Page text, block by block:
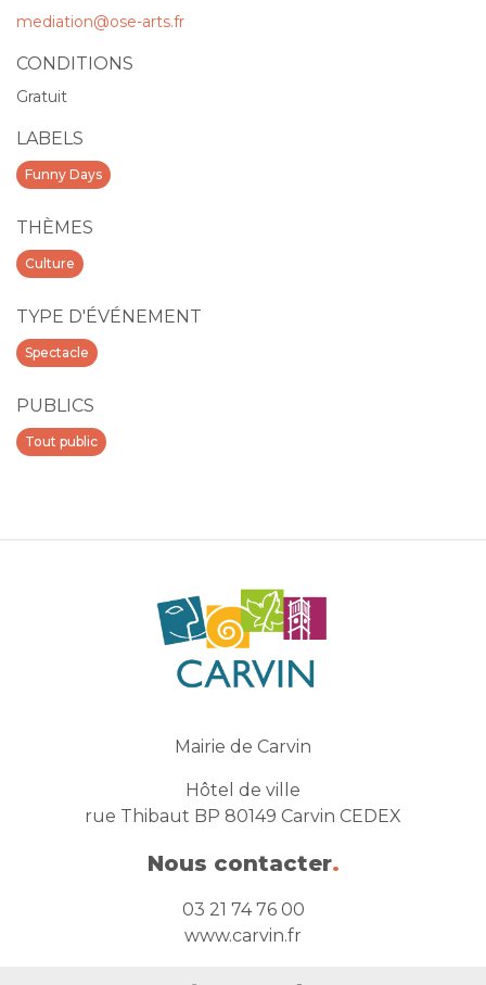
mediation@ose-arts.fr
CONDITIONS
Gratuit
LABELS
Funny Days
THÈMES
Culture
TYPE D'ÉVÉNEMENT
Spectacle
PUBLICS
Tout public
Mairie de Carvin
Hôtel de ville
rue Thibaut BP 80149 Carvin CEDEX
Nous contacter.
03 21 74 76 00
www.carvin.fr